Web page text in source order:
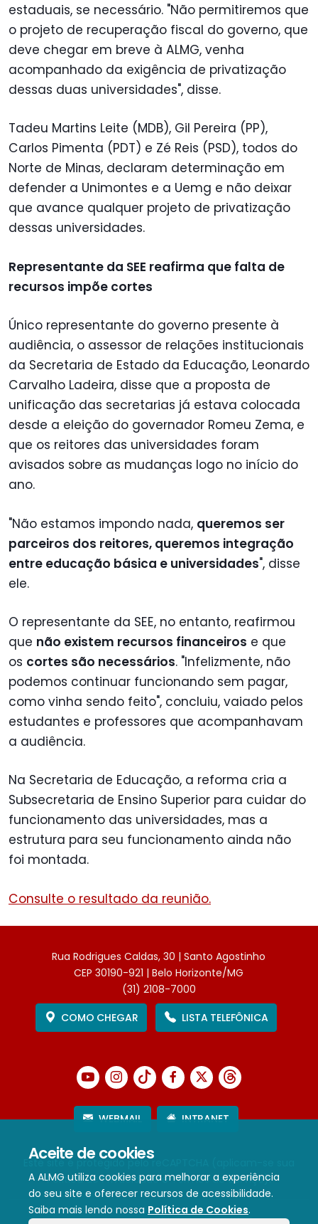
Aceite de cookies
A ALMG utiliza cookies para melhorar a experiência
do seu site e oferecer recursos de acessibilidade.
Saiba mais lendo nossa Política de Cookies.
estaduais, se necessário. "Não permitiremos que
o projeto de recuperação fiscal do governo, que
deve chegar em breve à ALMG, venha
acompanhado da exigência de privatização
dessas duas universidades", disse.
Tadeu Martins Leite (MDB), Gil Pereira (PP),
Carlos Pimenta (PDT) e Zé Reis (PSD), todos do
Norte de Minas, declaram determinação em
defender a Unimontes e a Uemg e não deixar
que avance qualquer projeto de privatização
dessas universidades.
Representante da SEE reafirma que falta de
recursos impõe cortes
Único representante do governo presente à
audiência, o assessor de relações institucionais
da Secretaria de Estado da Educação, Leonardo
Carvalho Ladeira, disse que a proposta de
unificação das secretarias já estava colocada
desde a eleição do governador Romeu Zema, e
que os reitores das universidades foram
avisados sobre as mudanças logo no início do
ano.
"Não estamos impondo nada, queremos ser
parceiros dos reitores, queremos integração
entre educação básica e universidades", disse
ele.
O representante da SEE, no entanto, reafirmou
que não existem recursos financeiros e que
os cortes são necessários. "Infelizmente, não
podemos continuar funcionando sem pagar,
como vinha sendo feito", concluiu, vaiado pelos
estudantes e professores que acompanhavam
a audiência.
Na Secretaria de Educação, a reforma cria a
Subsecretaria de Ensino Superior para cuidar do
funcionamento das universidades, mas a
estrutura para seu funcionamento ainda não
foi montada.
Consulte o resultado da reunião.
Rua Rodrigues Caldas, 30 | Santo Agostinho
CEP 30190-921 | Belo Horizonte/MG
(31) 2108-7000
COMO CHEGAR
LISTA TELEFÔNICA
WEBMAIL INTRANET
Este site é protegido pelo reCAPTCHA (aplicam-se sua
Política de PrivacidadeeTermos de Serviço).